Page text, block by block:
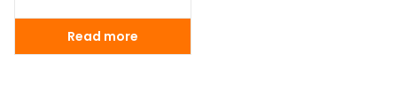
Read more